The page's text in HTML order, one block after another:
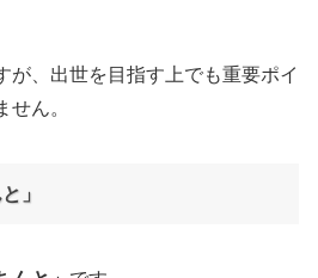
が、出世を目指す上でも重要ポイ
せん。
」